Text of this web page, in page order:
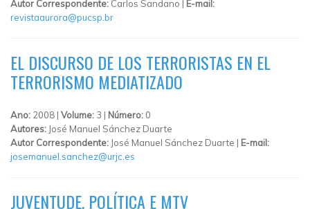
Autor Correspondente: Carlos Sandano | E-mail:
revistaaurora@pucsp.br
EL DISCURSO DE LOS TERRORISTAS EN EL
TERRORISMO MEDIATIZADO
Ano: 2008 | Volume: 3 | Número: 0
Autores: José Manuel Sánchez Duarte
Autor Correspondente: José Manuel Sánchez Duarte | E-mail:
josemanuel.sanchez@urjc.es
JUVENTUDE, POLÍTICA E MTV